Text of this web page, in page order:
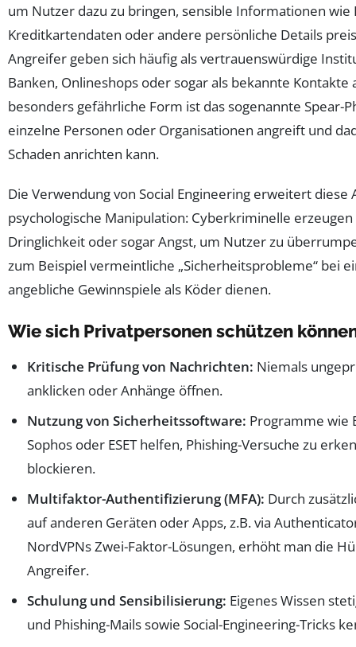
um Nutzer dazu zu bringen, sensible Informationen wie
Kreditkartendaten oder andere persönliche Details
Angreifer geben sich häufig als vertrauenswürdige
Banken, Onlineshops oder sogar als bekannte Kontakte
besonders gefährliche Form ist das sogenannte Spear-
einzelne Personen oder Organisationen angreift und
Schaden anrichten kann.
Die Verwendung von Social Engineering erweitert diese
psychologische Manipulation: Cyberkriminelle erzeugen
Dringlichkeit oder sogar Angst, um Nutzer zu
zum Beispiel vermeintliche „Sicherheitsprobleme“ bei
angebliche Gewinnspiele als Köder dienen.
Wie sich Privatpersonen schützen
Kritische Prüfung von Nachrichten: Niemals
anklicken oder Anhänge öffnen.
Nutzung von Sicherheitssoftware: Programme wie
Sophos oder ESET helfen, Phishing-Versuche zu
blockieren.
Multifaktor-Authentifizierung (MFA): Durch
auf anderen Geräten oder Apps, z.B. via
NordVPNs Zwei-Faktor-Lösungen, erhöht man die
Angreifer.
Schulung und Sensibilisierung: Eigenes Wissen
und Phishing-Mails sowie Social-Engineering-Tricks